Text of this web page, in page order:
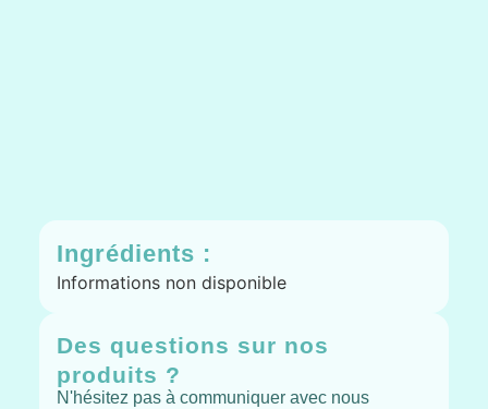
Ingrédients :
Informations non disponible
Des questions sur nos
produits ?
N'hésitez pas à communiquer avec nous